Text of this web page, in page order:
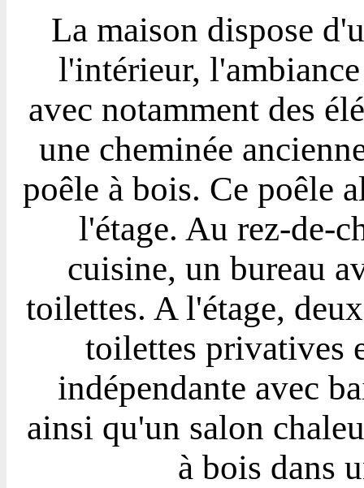
La maison dispose
l'intérieur,
avec notamment des
une cheminée
poêle à bois. Ce poêle
l'étage. Au rez-de-
cuisine, un bureau
toilettes. A l'étage,
toilettes privatives
indépendante avec
ainsi qu'un salon
à bois dans